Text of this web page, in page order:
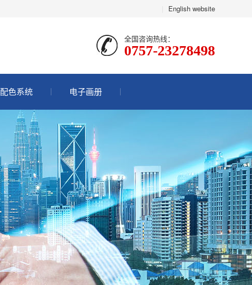
English website
全国咨询热线：
0757-23278498
配色系统 电子画册